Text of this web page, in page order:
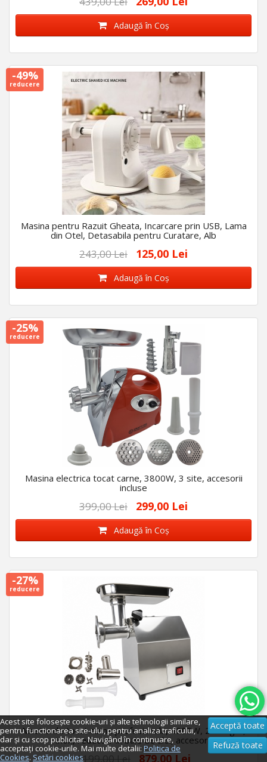
Adaugă în Coş
-49%
reducere
Masina pentru Razuit Gheata, Incarcare prin USB, Lama
din Otel, Detasabila pentru Curatare, Alb
243,00 Lei 125,00 Lei
Adaugă în Coş
-25%
reducere
Masina electrica tocat carne, 3800W, 3 site, accesorii
incluse
399,00 Lei 299,00 Lei
Adaugă în Coş
-27%
reducere
Masina de tocat carne profesionala, 4000W, 250 Kg/h,
inox, reductor in baie de ulei, accesorii
1199,00 Lei 879,00 Lei
Acest site folosește cookie-uri și alte tehnologii similare,
pentru functionarea site-ului, pentru analiza traficului,
dar și cu scop publicitar. Navigând în continuare,
acceptați cookie-urile. Mai multe detalii: Politica de
Cookies. Setări cookies
Acceptă toate
Refuză toate